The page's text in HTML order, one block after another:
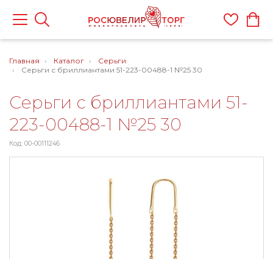
Главная Каталог
Серьги
Серьги с бриллиантами 51-223-00488-1 №25 30
Серьги с бриллиантами 51-
223-00488-1 №25 30
Код: 00-00111246